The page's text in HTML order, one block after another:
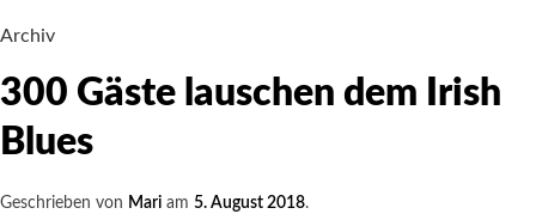
Archiv
300 Gäste lauschen dem Irish
Blues
Geschrieben von Mari am 5. August 2018.